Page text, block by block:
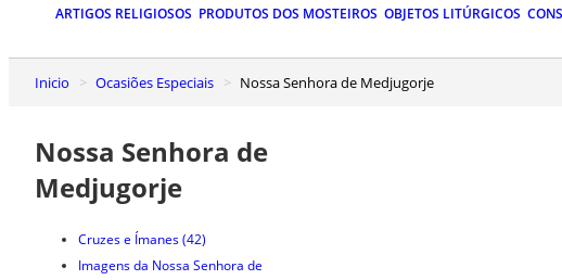
ARTIGOS RELIGIOSOS PRODUTOS DOS MOSTEIROS OBJETOS LITÚRGICOS
Inicio Ocasiões Especiais Nossa Senhora de Medjugorje
Nossa Senhora de
Medjugorje
Cruzes e Ímanes(42)
Imagens da Nossa Senhora de